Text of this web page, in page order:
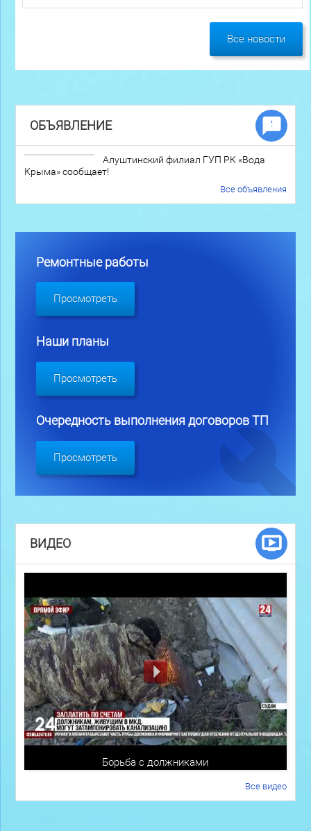
Все новости
ОБЪЯВЛЕНИЕ
Алуштинский филиал ГУП РК «Вода
Крыма» сообщает!
Все объявления
Ремонтные работы
Просмотреть
Наши планы
Просмотреть
Очередность выполнения договоров ТП
Просмотреть
ВИДЕО
Борьба с должниками
Все видео